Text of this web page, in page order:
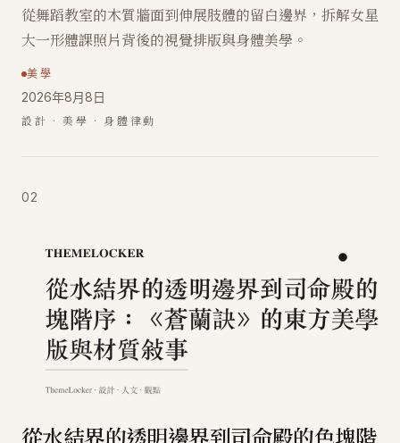
從舞蹈教室的木質牆面到伸展肢體的留白邊界，拆解女星
大一形體課照片背後的視覺排版與身體美學。
美學
2026年8月8日
設計 · 美學 · 身體律動
02